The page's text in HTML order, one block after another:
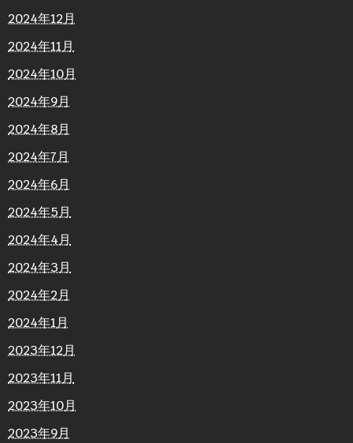
2024年12月
2024年11月
2024年10月
2024年9月
2024年8月
2024年7月
2024年6月
2024年5月
2024年4月
2024年3月
2024年2月
2024年1月
2023年12月
2023年11月
2023年10月
2023年9月